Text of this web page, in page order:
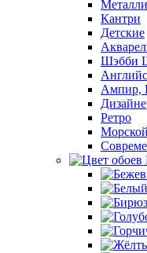
Кантри
Детские
Шэбби
Ампир,
Ретро
Морской